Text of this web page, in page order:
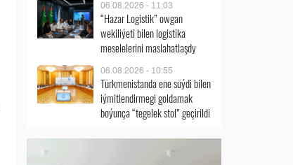
06.08.2026 - 11:03
“Hazar Logistik” owgan
wekiliýeti bilen logistika
meselelerini maslahatlaşdy
06.08.2026 - 10:55
Türkmenistanda ene süýdi bilen
iýmitlendirmegi goldamak
boýunça “tegelek stol” geçirildi